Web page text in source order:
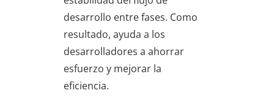
desarrollo entre fases. Como
resultado, ayuda a los
desarrolladores a ahorrar
esfuerzo y mejorar la
eficiencia.